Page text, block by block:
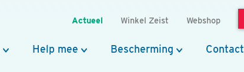
Actueel Winkel Zeist Webshop
Help mee Bescherming Contact